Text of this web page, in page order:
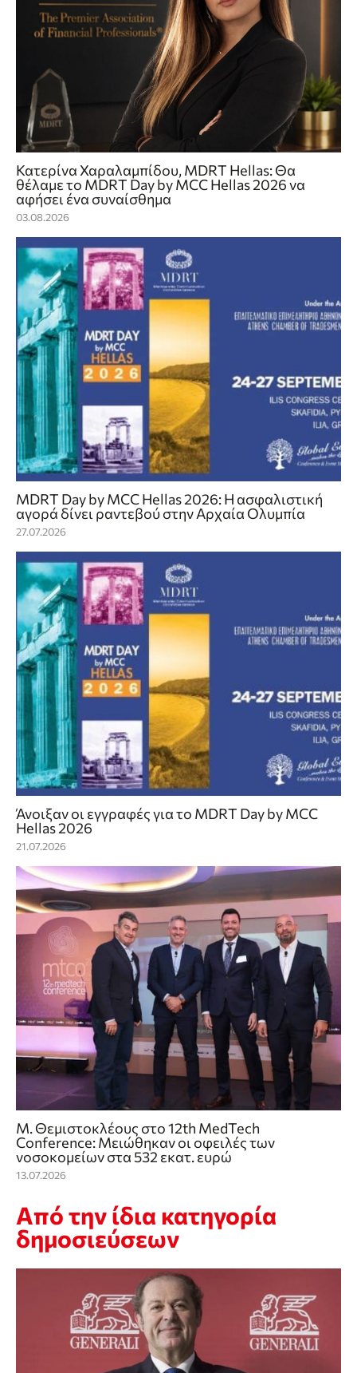
Κατερίνα Χαραλαμπίδου, MDRT Hellas: Θα
θέλαμε το MDRT Day by MCC Hellas 2026 να
αφήσει ένα συναίσθημα
03.08.2026
MDRT Day by MCC Hellas 2026: Η ασφαλιστική
αγορά δίνει ραντεβού στην Αρχαία Ολυμπία
27.07.2026
Άνοιξαν οι εγγραφές για το MDRT Day by MCC
Hellas 2026
21.07.2026
Μ. Θεμιστοκλέους στο 12th MedTech
Conference: Μειώθηκαν οι οφειλές των
νοσοκομείων στα 532 εκατ. ευρώ
13.07.2026
Από την ίδια κατηγορία
δημοσιεύσεων